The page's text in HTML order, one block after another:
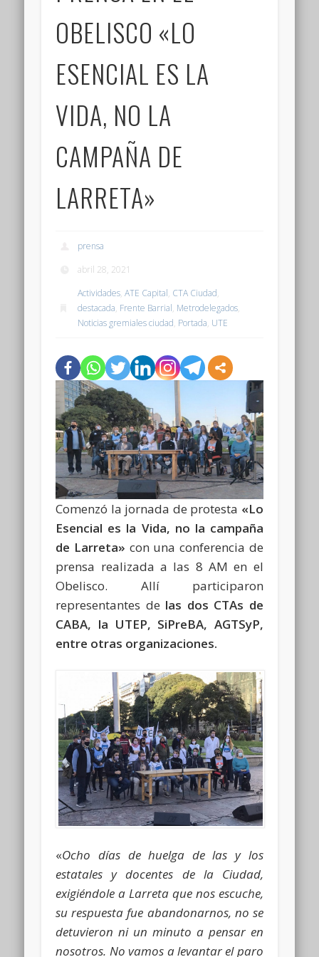
OBELISCO «LO
ESENCIAL ES LA
VIDA, NO LA
CAMPAÑA DE
LARRETA»
prensa
abril 28, 2021
Actividades,ATE Capital, CTA Ciudad,
destacada, Frente Barrial, Metrodelegados,
Noticias gremiales ciudad, Portada, UTE
Comenzó la jornada de protesta «Lo
Esencial es la Vida, no la campaña
de Larreta» con una conferencia de
prensa realizada a las 8 AM en el
Obelisco. Allí participaron
representantes de las dos CTAs de
CABA, la UTEP, SiPreBA, AGTSyP,
entre otras organizaciones.
«Ocho días de huelga de las y los
estatales y docentes de la Ciudad,
exigiéndole a Larreta que nos escuche,
su respuesta fue abandonarnos, no se
detuvieron ni un minuto a pensar en
nosotros. No vamos a levantar el paro